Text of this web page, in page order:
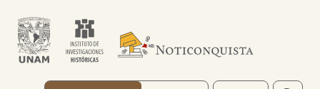
contenido
principal